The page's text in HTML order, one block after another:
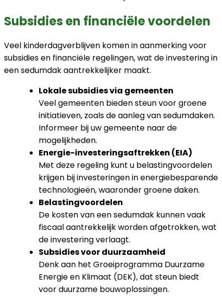
Subsidies en financiële voordelen
Veel kinderdagverblijven komen in aanmerking voor
subsidies en financiële regelingen, wat de investering in
een sedumdak aantrekkelijker maakt.
Lokale subsidies via gemeenten
Veel gemeenten bieden steun voor groene
initiatieven, zoals de aanleg van sedumdaken.
Informeer bij uw gemeente naar de
mogelijkheden.
Energie-investeringsaftrekken (EIA)
Met deze regeling kunt u belastingvoordelen
krijgen bij investeringen in energiebesparende
technologieën, waaronder groene daken.
Belastingvoordelen
De kosten van een sedumdak kunnen vaak
fiscaal aantrekkelijk worden afgetrokken, wat
de investering verlaagt.
Subsidies voor duurzaamheid
Denk aan het Groeiprogramma Duurzame
Energie en Klimaat (DEK), dat steun biedt
voor duurzame bouwoplossingen.